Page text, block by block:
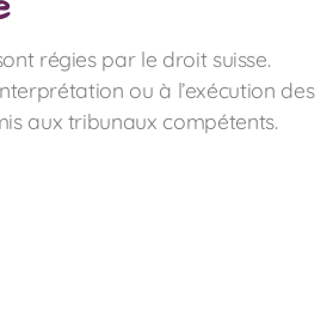
régies par le droit suisse.
ou à l’exécution des
aux tribunaux compétents.